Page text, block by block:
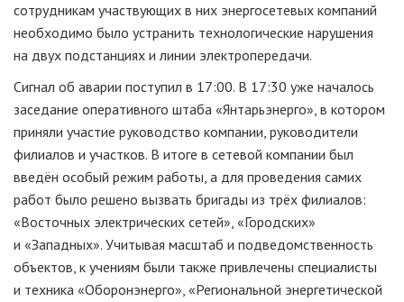
сотрудникам участвующих в них энергосетевых компаний
необходимо было устранить технологические нарушения
на двух подстанциях и линии электропередачи.
Сигнал об аварии поступил в 17:00. В 17:30 уже началось
заседание оперативного штаба «Янтарьэнерго», в котором
приняли участие руководство компании, руководители
филиалов и участков. В итоге в сетевой компании был
введён особый режим работы, а для проведения самих
работ было решено вызвать бригады из трёх филиалов:
«Восточных электрических сетей», «Городских»
и «Западных». Учитывая масштаб и подведомственность
объектов, к учениям были также привлечены специалисты
и техника «Оборонэнерго», «Региональной энергетической